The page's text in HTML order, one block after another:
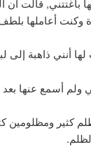
باغتتني, قالت أن
وكنت أعاملها
أنني ذاهبة إلى
ولم أسمع عنها بعد
كثير ومظلومين